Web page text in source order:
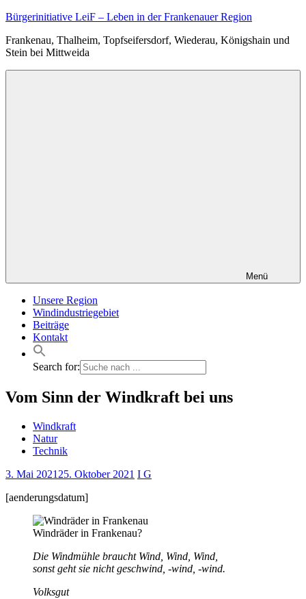
Zum
springen
Bürgerinitiative LeiF – Leben in der Frankenauer Region
Frankenau, Thalheim, Topfseifersdorf, Wiederau, Königshain und
Stein bei Mittweida
Menü
Unsere Region
Windindustriegebiet
Beiträge
Kontakt
Search for:
Vom Sinn der Windkraft bei uns
Windkraft
Natur
Technik
3. Mai 2021 25. Oktober 2021 I G
[aenderungsdatum]
Windräder in Frankenau?
Die Windmühle braucht Wind, Wind, Wind,
sonst geht sie nicht geschwind, -wind, -wind.
Volksgut